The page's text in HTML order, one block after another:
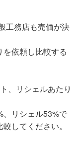
工務店も売価が決
依頼し比較する
、リシェルあたり
、リシェル53%で
してください。